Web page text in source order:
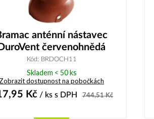
anténní nástavec
DuroVent červenohnědá
Kód: BRDOCH11
Skladem < 50 ks
Zobrazit dostupnost na pobočkách
Kč/ ks s DPH 744,51Kč